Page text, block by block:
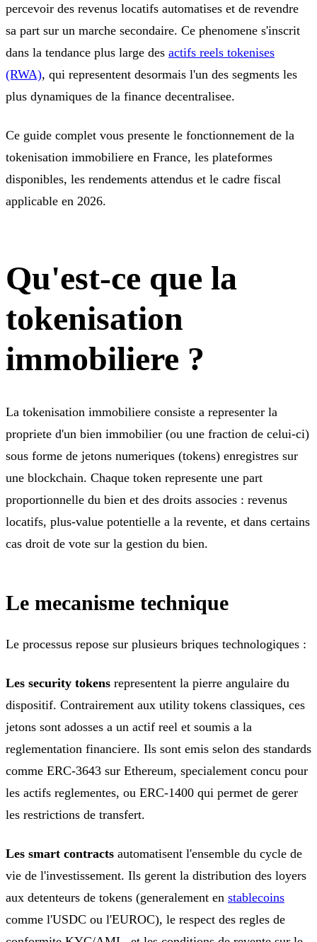
percevoir des revenus locatifs automatises et de revendre
sa part sur un marche secondaire. Ce phenomene s'inscrit
dans la tendance plus large des actifs reels tokenises
(RWA), qui representent desormais l'un des segments les
plus dynamiques de la finance decentralisee.
Ce guide complet vous presente le fonctionnement de la
tokenisation immobiliere en France, les plateformes
disponibles, les rendements attendus et le cadre fiscal
applicable en 2026.
Qu'est-ce que la
tokenisation
immobiliere ?
La tokenisation immobiliere consiste a representer la
propriete d'un bien immobilier (ou une fraction de celui-ci)
sous forme de jetons numeriques (tokens) enregistres sur
une blockchain. Chaque token represente une part
proportionnelle du bien et des droits associes : revenus
locatifs, plus-value potentielle a la revente, et dans certains
cas droit de vote sur la gestion du bien.
Le mecanisme technique
Le processus repose sur plusieurs briques technologiques :
Les security tokens representent la pierre angulaire du
dispositif. Contrairement aux utility tokens classiques, ces
jetons sont adosses a un actif reel et soumis a la
reglementation financiere. Ils sont emis selon des standards
comme ERC-3643 sur Ethereum, specialement concu pour
les actifs reglementes, ou ERC-1400 qui permet de gerer
les restrictions de transfert.
Les smart contracts automatisent l'ensemble du cycle de
vie de l'investissement. Ils gerent la distribution des loyers
aux detenteurs de tokens (generalement en stablecoins
comme l'USDC ou l'EUROC), le respect des regles de